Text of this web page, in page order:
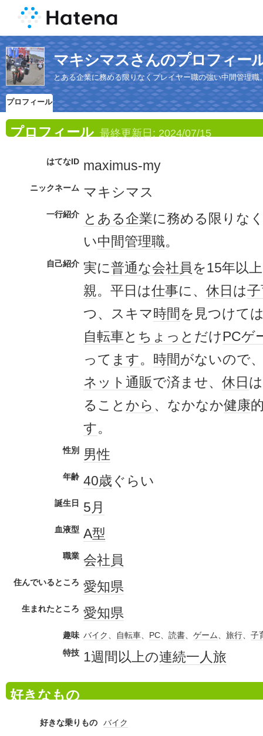
マキシマスさんのプロフィー
とある企業に務める限りなくプレイヤー職の強い中間管理職
プロフィール
プロフィール 最終更新日: 2024/07/15
はてなID maximus-my
ニックネーム マキシマス
一行紹介 とある企業に務める限りな
い中間管理職。
自己紹介 実に普通な会社員を15年以
親。平日は仕事に、 休日 は
つ、スキマ時間を見つけて
自転車と ちょっと だけPCゲ
って ます。 時間がないので
ネット通販で済ませ、 休日
ること から 、なかなか健康
す。
性別 男性
年齢 40歳 ぐらい
誕生日 5月
血液型 A型
職業 会社員
住んでいるところ 愛知県
生まれたところ 愛知県
趣味 バイク、 自転車、 PC、 読書、 ゲーム、 旅行、 子
特技 1週間以上の連続一人旅
好きなもの
好きな乗りもの バイク